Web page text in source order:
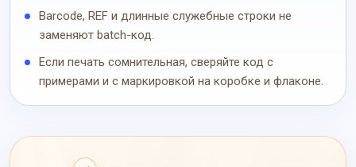
Barcode, REF и длинные служебные строки не
заменяют batch-код.
Если печать сомнительная, сверяйте код с
примерами и с маркировкой на коробке и флаконе.